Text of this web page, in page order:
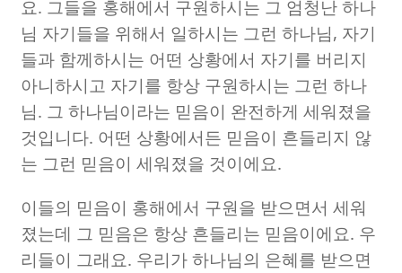
요. 그들을 홍해에서 구원하시는 그 엄청난 하나
님 자기들을 위해서 일하시는 그런 하나님, 자기
들과 함께하시는 어떤 상황에서 자기를 버리지
아니하시고 자기를 항상 구원하시는 그런 하나
님. 그 하나님이라는 믿음이 완전하게 세워졌을
것입니다. 어떤 상황에서든 믿음이 흔들리지 않
는 그런 믿음이 세워졌을 것이에요.
이들의 믿음이 홍해에서 구원을 받으면서 세워
졌는데 그 믿음은 항상 흔들리는 믿음이에요. 우
리들이 그래요. 우리가 하나님의 은혜를 받으면